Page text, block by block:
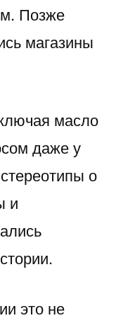
Позже
магазины
масло
даже у
о
и
это не